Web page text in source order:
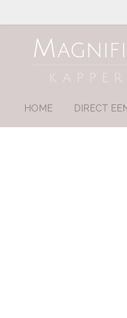
hoofdinhoud
HOME DIRECT